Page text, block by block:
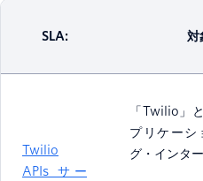
SLA: 対
Twilio
APIs サー
「Twilio」
プリケーシ
グ・インタ